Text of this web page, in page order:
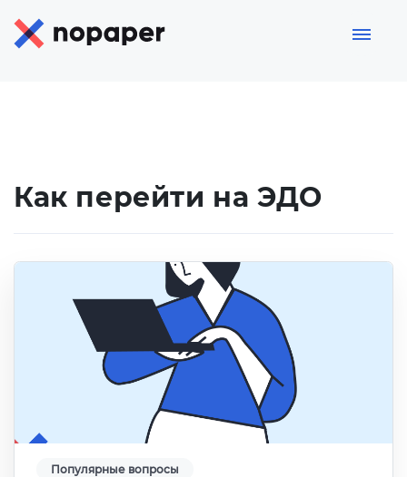
Как перейти на ЭДО
Популярные вопросы